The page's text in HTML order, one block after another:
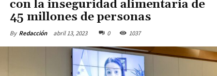
con la inseguridad alimentaria de
45 millones de personas
By Redacción abril 13, 2023 0 1037